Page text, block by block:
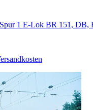
1 E-Lok BR 151, DB,